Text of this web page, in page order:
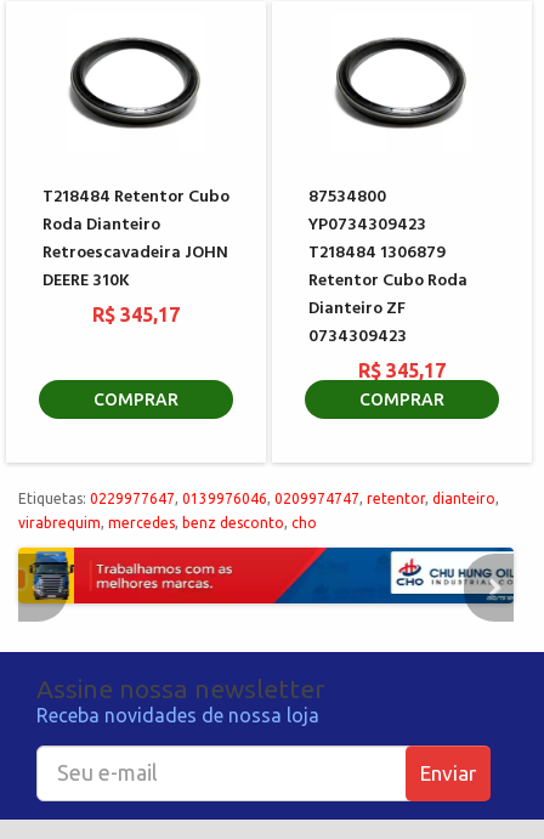
T218484 Retentor Cubo
Roda Dianteiro
Retroescavadeira JOHN
DEERE 310K
R$ 345,17
COMPRAR
87534800
YP0734309423
T218484 1306879
Retentor Cubo Roda
Dianteiro ZF
0734309423
R$ 345,17
COMPRAR
Etiquetas: 0229977647, 0139976046, 0209974747, retentor, dianteiro,
virabrequim, mercedes, benz desconto, cho
Assine nossa newsletter
Receba novidades de nossa loja
Enviar